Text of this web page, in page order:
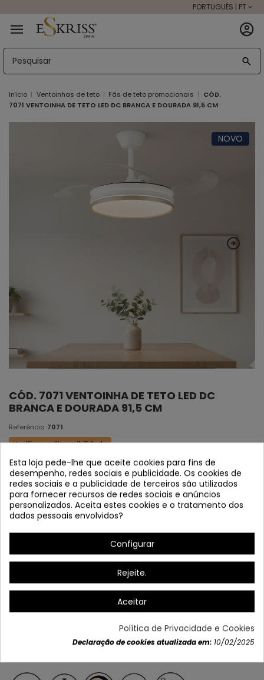
PORTUGUÊS | PT
Início Ventoinhas de teto Fãs de teto promocionais
CÓD.
7071 VENTOINHA DE TETO LED DC BRANCA E DOURADA 91,5 CM
NOVO
CÓD. 7071 VENTOINHA DE TETO LED DC
BRANCA E DOURADA 91,5 CM
Referência 7071
Verifique a disponibilidade
*VENDA PROMOCIONAL PARA QUE OS NOSSOS CLIENTES
POSSAM VENDER PELA WEB OU NA LOJA*
Esta loja pede-lhe que aceite cookies para fins de
desempenho, redes sociais e publicidade. Os cookies de
redes sociais e a publicidade de terceiros são utilizados
para fornecer recursos de redes sociais e anúncios
personalizados. Aceita estes cookies e o tratamento dos
dados pessoais envolvidos?
Configurar
Rejeite.
Aceitar
Política de Privacidade e Cookies
Declaração de cookies atualizada em: 10/02/2025